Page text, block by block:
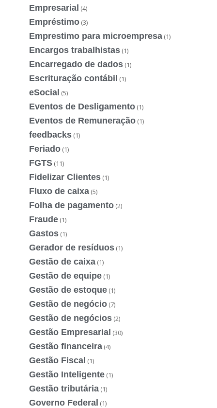
Empresarial (4)
Empréstimo (3)
Emprestimo para microempresa (1)
Encargos trabalhistas (1)
Encarregado de dados (1)
Escrituração contábil (1)
eSocial (5)
Eventos de Desligamento (1)
Eventos de Remuneração (1)
feedbacks (1)
Feriado (1)
FGTS (11)
Fidelizar Clientes (1)
Fluxo de caixa (5)
Folha de pagamento (2)
Fraude (1)
Gastos (1)
Gerador de resíduos (1)
Gestão de caixa (1)
Gestão de equipe (1)
Gestão de estoque (1)
Gestão de negócio (7)
Gestão de negócios (2)
Gestão Empresarial (30)
Gestão financeira (4)
Gestão Fiscal (1)
Gestão Inteligente (1)
Gestão tributária (1)
Governo Federal (1)